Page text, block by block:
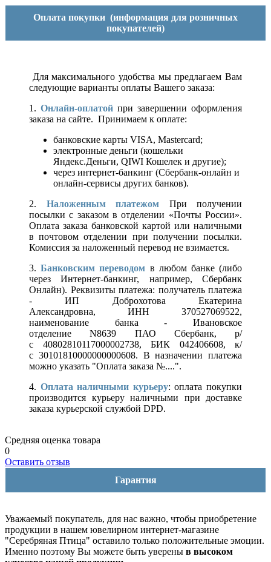
Оплата покупки (информация для розничных
покупателей)
Для максимального удобства мы предлагаем Вам
следующие варианты оплаты Вашего заказа:
1. Онлайн-оплатой при завершении оформления
заказа на сайте. Принимаем к оплате:
банковские карты VISA, Mastercard;
электронные деньги (кошельки
Яндекс.Деньги, QIWI Кошелек и другие);
через интернет-банкинг (Сбербанк-онлайн и
онлайн-сервисы других банков).
2. Наложенным платежом При получении
посылки с заказом в отделении «Почты России».
Оплата заказа банковской картой или наличными
в почтовом отделении при получении посылки.
Комиссия за наложенный перевод не взимается.
3.Банковским переводом в любом банке (либо
через Интернет-банкинг, например, Сбербанк
Онлайн). Реквизиты платежа: получатель платежа
- ИП Доброхотова Екатерина
Александровна, ИНН 370527069522,
наименование банка - Ивановское
отделение N8639 ПАО Сбербанк, р/
с 40802810117000002738, БИК 042406608, к/
с 30101810000000000608. В назначении платежа
можно указать "Оплата заказа №....".
4. Оплата наличными курьеру: оплата покупки
производится курьеру наличными при доставке
заказа курьерской службой DPD.
Средняя оценка товара
0
Оставить отзыв
Гарантия
Уважаемый покупатель, для нас важно, чтобы приобретение
продукции в нашем ювелирном интернет-магазине
"Серебряная Птица" оставило только положительные эмоции.
Именно поэтому Вы можете быть уверены в высоком